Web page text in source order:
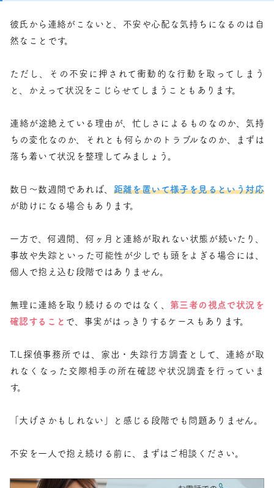
彼氏から連絡がこないと、不安や心配な気持ちになるのは自
然なことです。
ただし、その不安に押されて衝動的な行動を取ってしまう
と、かえって状況をこじらせてしまうこともあります。
連絡が途絶えている理由が、忙しさによるものなのか、気持
ちの変化なのか、それとも何らかのトラブルなのか、まずは
落ち着いて状況を整理してみましょう。
数日〜数週間であれば、 距離を置いて様子を見るという対応
が助けになる場合もあります。
一方で、何週間、何ヶ月と連絡が取れない状態が続いたり、
事故や失踪といった可能性が少しでも頭をよぎる場合には、
個人で抱え込む段階ではありません。
無理に連絡を取り続けるのではなく、 第三者の視点で状況を
確認すること で、事実がはっきりするケースもあります。
T.L探偵事務所では、家出・失踪行方調査として、連絡が取
れなくなった交際相手の所在確認や状況調査を行っていま
す。
「大げさかもしれない」と感じる段階でも問題ありません。
不安を一人で抱え続ける前に、まずはご相談ください。